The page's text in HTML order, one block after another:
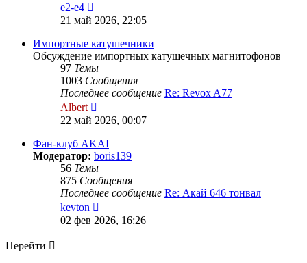
e2-e4
к
последнему
сообщению
21 май 2026, 22:05
Импортные катушечники
Обсуждение импортных катушечных магнитофонов
97 Темы
1003 Сообщения
Последнее сообщение Re: Revox A77
Albert
к
последнему
сообщению
22 май 2026, 00:07
Фан-клуб AKAI
Модератор: boris139
56 Темы
875 Сообщения
Последнее сообщение Re: Акай 646 тонвал
kevton
к
последнему
02 фев 2026, 16:26
Перейти